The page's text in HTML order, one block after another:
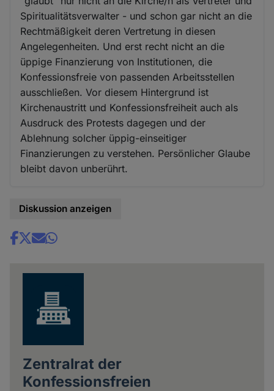
Spiritualitätsverwalter - und schon gar nicht an die
Rechtmäßigkeit deren Vertretung in diesen
Angelegenheiten. Und erst recht nicht an die
üppige Finanzierung von Institutionen, die
Konfessionsfreie von passenden Arbeitsstellen
ausschließen. Vor diesem Hintergrund ist
Kirchenaustritt und Konfessionsfreiheit auch als
Ausdruck des Protests dagegen und der
Ablehnung solcher üppig-einseitiger
Finanzierungen zu verstehen. Persönlicher Glaube
bleibt davon unberührt.
Diskussion anzeigen
Share
Zentralrat der
Konfessionsfreien